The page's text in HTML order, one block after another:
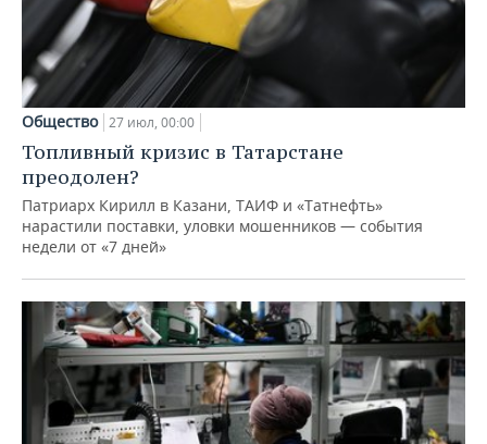
Общество 27 июл, 00:00
Топливный кризис в Татарстане
преодолен?
Патриарх Кирилл в Казани, ТАИФ и «Татнефть»
нарастили поставки, уловки мошенников — события
недели от «7 дней»